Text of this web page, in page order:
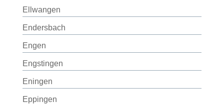
Ellwangen
Endersbach
Engen
Engstingen
Eningen
Eppingen